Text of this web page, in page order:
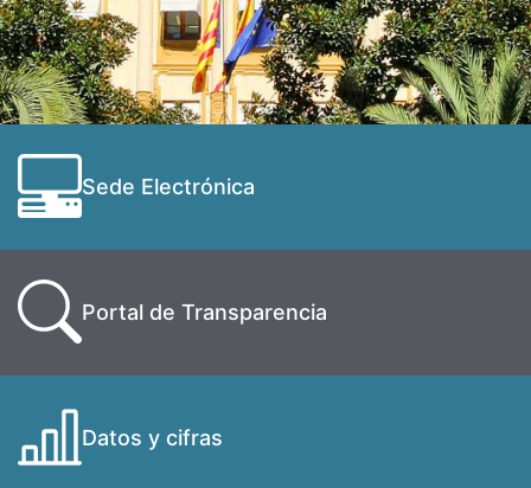
Sede Electrónica
Portal de Transparencia
Datos y cifras